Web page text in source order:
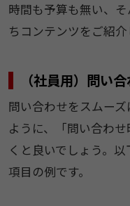
時間も予算も無い、
ちコンテンツをご紹介
（社員用）問い
問い合わせをスムー
ように、「問い合わ
くと良いでしょう。
項目の例です。